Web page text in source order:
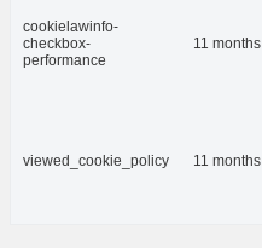
cookielawinfo-
checkbox-
performance
11 months
viewed_cookie_policy 11 months